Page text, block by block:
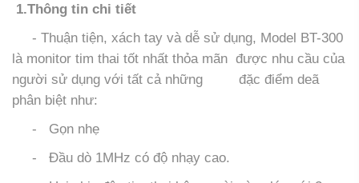
1.Thông tin chi tiết
- Thuận tiện, xách tay và dễ sử dụng, Model BT-300
là monitor tim thai tốt nhất thỏa mãn được nhu cầu của
người sử dụng với tất cả những đặc điểm deã
phân biệt như:
- Gọn nhẹ
- Đầu dò 1MHz có độ nhạy cao.